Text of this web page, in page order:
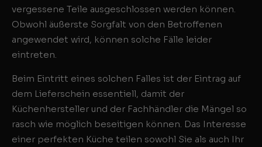
vergessene Teile ausgeschlossen werden können.
Obwohl äußerste Sorgfalt von den Betroffenen
angewendet wird, können solche Fälle leider
eintreten.
Beim Eintritt eines solchen Falles ist der Eintrag auf
dem Lieferschein essentiell, damit der
Küchenhersteller und der Fachhändler die Mängel so
rasch wie möglich beseitigen können. Das Interesse
einer perfekten Küche teilen sowohl Sie als auch Ihr